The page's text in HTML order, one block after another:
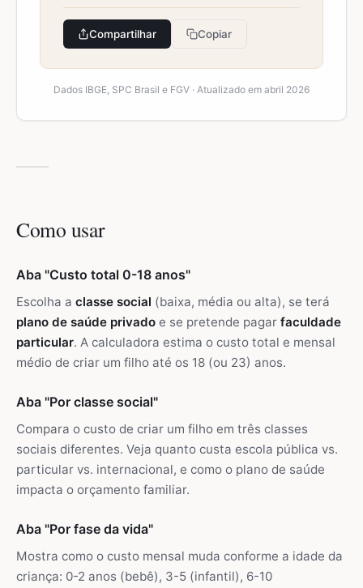
Compartilhar Copiar
Dados IBGE, SPC Brasil e FGV · Atualizado em abril 2026
Como usar
Aba "Custo total 0-18 anos"
Escolha a classe social (baixa, média ou alta), se terá
plano de saúde privado e se pretende pagar faculdade
particular. A calculadora estima o custo total e mensal
médio de criar um filho até os 18 (ou 23) anos.
Aba "Por classe social"
Compara o custo de criar um filho em três classes
sociais diferentes. Veja quanto custa escola pública vs.
particular vs. internacional, e como o plano de saúde
impacta o orçamento familiar.
Aba "Por fase da vida"
Mostra como o custo mensal muda conforme a idade da
criança: 0-2 anos (bebê), 3-5 (infantil), 6-10